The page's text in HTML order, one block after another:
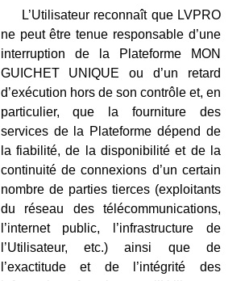
L’Utilisateur reconnaît que LVPRO
ne peut être tenue responsable d’une
interruption de la Plateforme MON
GUICHET UNIQUE ou d’un retard
d’exécution hors de son contrôle et, en
particulier, que la fourniture des
services de la Plateforme dépend de
la fiabilité, de la disponibilité et de la
continuité de connexions d’un certain
nombre de parties tierces (exploitants
du réseau des télécommunications,
l’internet public, l’infrastructure de
l’Utilisateur, etc.) ainsi que de
l’exactitude et de l’intégrité des